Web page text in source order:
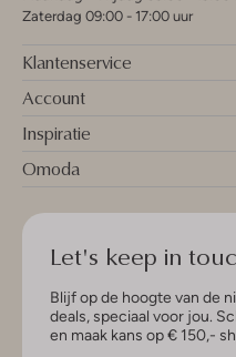
Zaterdag 09:00 - 17:00 uur
Klantenservice
Account
Inspiratie
Omoda
Let's keep in
Blijf op de hoogte van de
deals, speciaal voor jou.
en maak kans op € 150,-